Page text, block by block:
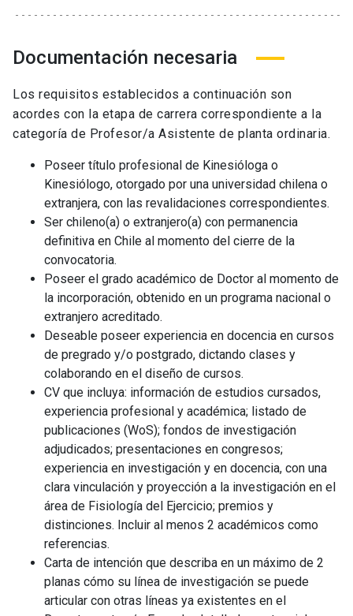
Documentación necesaria
Los requisitos establecidos a continuación son
acordes con la etapa de carrera correspondiente a la
categoría de Profesor/a Asistente de planta ordinaria.
Poseer título profesional de Kinesióloga o
Kinesiólogo, otorgado por una universidad chilena o
extranjera, con las revalidaciones correspondientes.
Ser chileno(a) o extranjero(a) con permanencia
definitiva en Chile al momento del cierre de la
convocatoria.
Poseer el grado académico de Doctor al momento de
la incorporación, obtenido en un programa nacional o
extranjero acreditado.
Deseable poseer experiencia en docencia en cursos
de pregrado y/o postgrado, dictando clases y
colaborando en el diseño de cursos.
CV que incluya: información de estudios cursados,
experiencia profesional y académica; listado de
publicaciones (WoS); fondos de investigación
adjudicados; presentaciones en congresos;
experiencia en investigación y en docencia, con una
clara vinculación y proyección a la investigación en el
área de Fisiología del Ejercicio; premios y
distinciones. Incluir al menos 2 académicos como
referencias.
Carta de intención que describa en un máximo de 2
planas cómo su línea de investigación se puede
articular con otras líneas ya existentes en el